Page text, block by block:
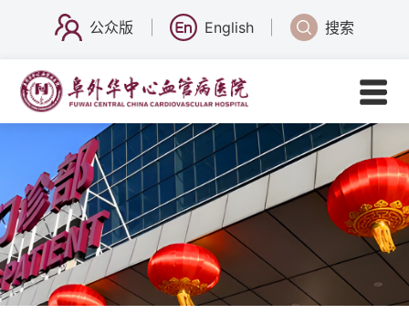
公众版 English 搜索